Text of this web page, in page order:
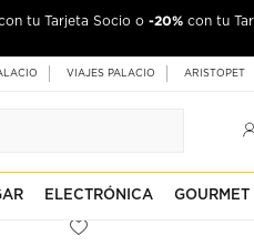
tu Tarjeta Socio o -20% con tu
VIAJES PALACIO ARISTOPET
ELECTRÓNICA GOURMET